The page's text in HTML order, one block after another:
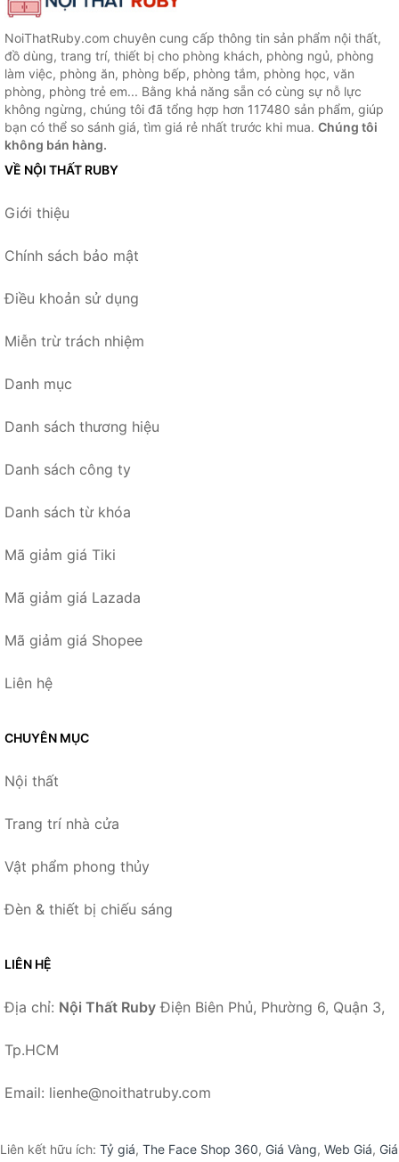
NoiThatRuby.com chuyên cung cấp thông tin sản phẩm nội thất,
đồ dùng, trang trí, thiết bị cho phòng khách, phòng ngủ, phòng
làm việc, phòng ăn, phòng bếp, phòng tắm, phòng học, văn
phòng, phòng trẻ em... Bằng khả năng sẵn có cùng sự nỗ lực
không ngừng, chúng tôi đã tổng hợp hơn 117480 sản phẩm, giúp
bạn có thể so sánh giá, tìm giá rẻ nhất trước khi mua. Chúng tôi
không bán hàng.
VỀ NỘI THẤT RUBY
Giới thiệu
Chính sách bảo mật
Điều khoản sử dụng
Miễn trừ trách nhiệm
Danh mục
Danh sách thương hiệu
Danh sách công ty
Danh sách từ khóa
Mã giảm giá Tiki
Mã giảm giá Lazada
Mã giảm giá Shopee
Liên hệ
CHUYÊN MỤC
Nội thất
Trang trí nhà cửa
Vật phẩm phong thủy
Đèn & thiết bị chiếu sáng
LIÊN HỆ
Địa chỉ: Nội Thất Ruby Điện Biên Phủ, Phường 6, Quận 3,
Tp.HCM
Email: lienhe@noithatruby.com
Liên kết hữu ích: Tỷ giá, The Face Shop 360, Giá Vàng, Web Giá, Giá